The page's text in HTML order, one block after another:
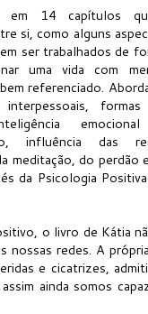
em 14 capítulos
si, como alguns
ser trabalhados de
uma vida com
referenciado.
influência das
meditação, do perdão
da Psicologia
o livro de Kátia
nossas redes. A
e cicatrizes,
ainda somos